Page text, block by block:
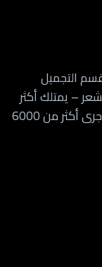
التجميل
– يمتلك أكثر
من 8 سنوات خبرة في مجال زراعة الشعر، وأجرى أكثر من 6000